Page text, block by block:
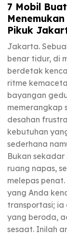
7 Mobil
Pikuk
Jakarta.
benar tidur, di
berdetak
ritme
bayangan
memerangkap
desahan
kebutuhan
sederhana
Bukan sekadar
ruang napas,
melepas
yang Anda
transportasi;
yang beroda,
sesaat. Inilah